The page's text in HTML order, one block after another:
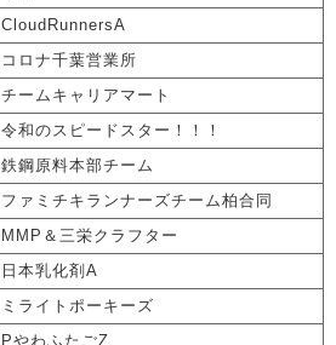
CloudRunnersA
コロナ千葉営業所
チームキャリアマート
令和のスピードスター！！！
鉄鋼原料本部チーム
ファミチキランナーズチーム柏合同
MMP＆三栄クラフター
日本乳化剤A
ミライトポーキーズ
PやわふたごZ